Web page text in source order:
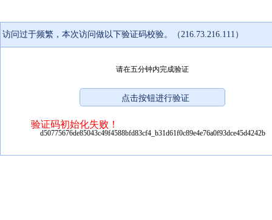
访问过于频繁，本次访问做以下验证码校验。（216.73.216.111）
请在五分钟内完成验证
验证码初始化失败！
d50775676de85043c49f4588bfd83cf4_b31d61f0c89e4e76a0f93dce45d4242b